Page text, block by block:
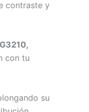
contraste y
con tu
su